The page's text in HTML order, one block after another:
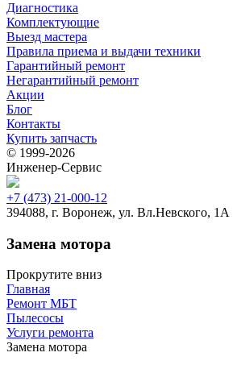
Диагностика
Комплектующие
Выезд мастера
Правила приема и выдачи техники
Гарантийный ремонт
Негарантийный ремонт
Акции
Блог
Контакты
Купить запчасть
© 1999‑2026
Инженер‑Сервис
+7 (473) 21-000-12
394088, г. Воронеж, ул. Вл.Невского, 1А
Замена мотора
Прокрутите вниз
Главная
Ремонт МБТ
Пылесосы
Услуги ремонта
Замена мотора